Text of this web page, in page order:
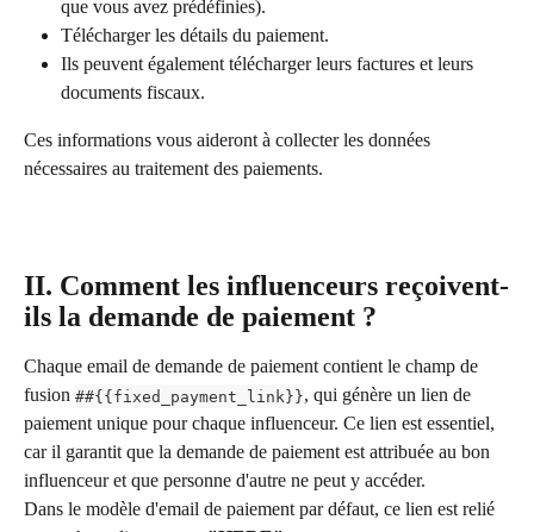
que vous avez prédéfinies).
Télécharger les détails du paiement.
Ils peuvent également télécharger leurs factures et leurs
documents fiscaux.
Ces informations vous aideront à collecter les données
nécessaires au traitement des paiements.
II. Comment les influenceurs reçoivent-
ils la demande de paiement ?
Chaque email de demande de paiement contient le champ de
fusion ##{{fixed_payment_link}}, qui génère un lien de
paiement unique pour chaque influenceur. Ce lien est essentiel,
car il garantit que la demande de paiement est attribuée au bon
influenceur et que personne d'autre ne peut y accéder.
Dans le modèle d'email de paiement par défaut, ce lien est relié